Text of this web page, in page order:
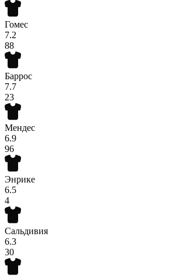
Гомес
7.2
88
Баррос
7.7
23
Мендес
6.9
96
Энрике
6.5
4
Сальдивия
6.3
30